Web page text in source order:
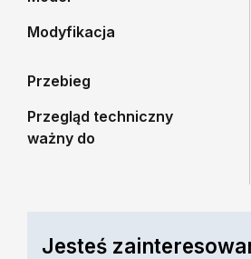
Modyfikacja
Przebieg
Przegląd techniczny
ważny do
Jesteś